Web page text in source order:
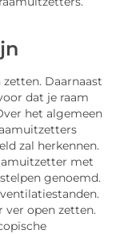
Daarnaast
dat je raam
het algemeen
zal herkennen.
met
genoemd.
ver open zetten.